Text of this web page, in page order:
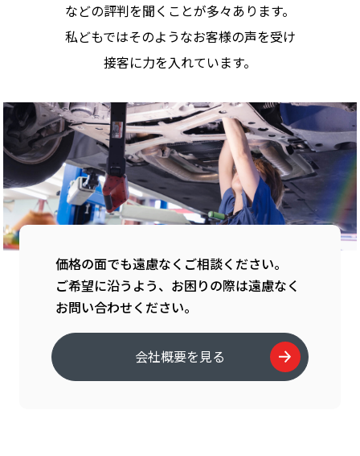
などの評判を聞くことが多々あります。
私どもではそのようなお客様の声を受け
接客に力を入れています。
価格の面でも遠慮なくご相談ください。
ご希望に沿うよう、お困りの際は遠慮なく
お問い合わせください。
会社概要を見る